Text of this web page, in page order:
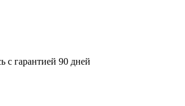
с гарантией 90 дней